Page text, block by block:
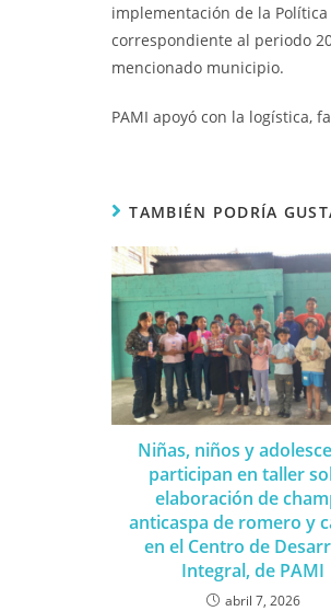
implementación de la
correspondiente al periodo
mencionado municipio.
PAMI apoyó con la logística,
TAMBIÉN PODRÍA
Niñas, niños y
participan en taller
elaboración de
anticaspa de romero y
en el Centro de
Integral, de PAMI
abril 7, 2026